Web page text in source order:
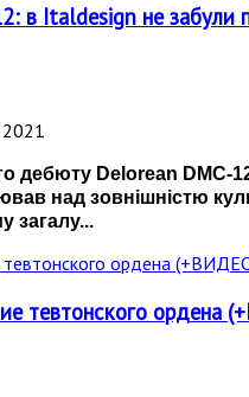
в Italdesign не забули
дебюту Delorean
над зовнішністю
загалу...
тевтонского